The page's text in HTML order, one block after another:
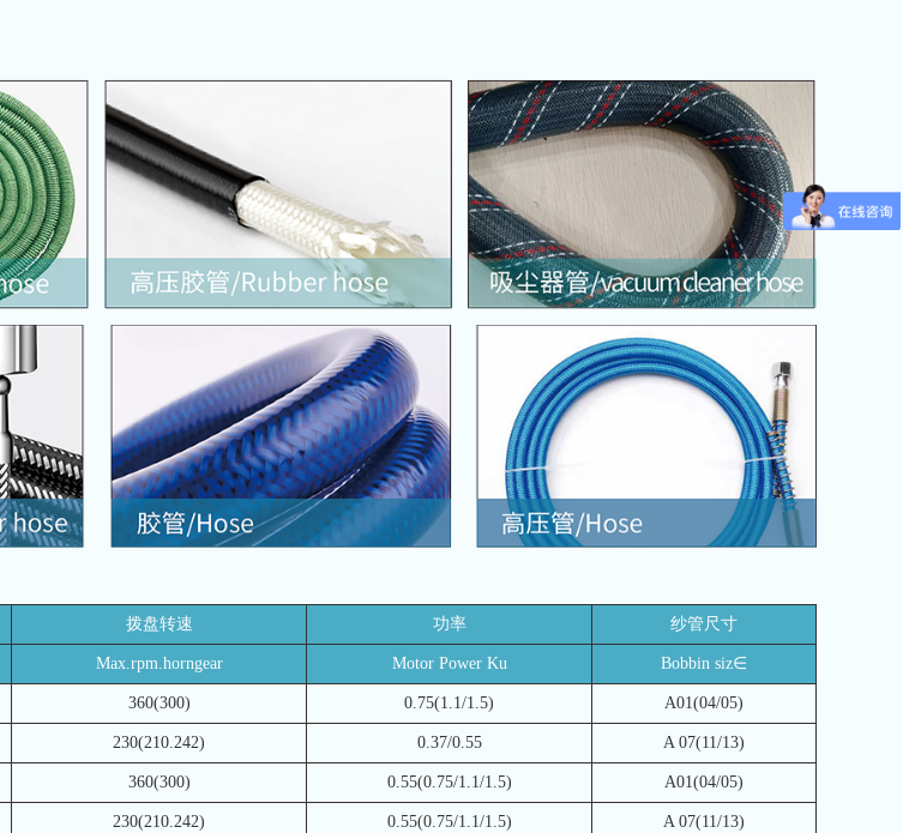
拨盘转速 功率 纱管尺寸
Max.rpm.horngear Motor Power Ku Bobbin siz∈
360(300) 0.75(1.1/1.5) A01(04/05)
230(210.242) 0.37/0.55 A 07(11/13)
360(300) 0.55(0.75/1.1/1.5) A01(04/05)
230(210.242) 0.55(0.75/1.1/1.5) A 07(11/13)